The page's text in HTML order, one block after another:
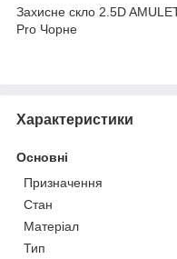
Захисне скло 2.5D
Pro Чорне
Характеристики
Основні
Призначення
Стан
Матеріал
Тип